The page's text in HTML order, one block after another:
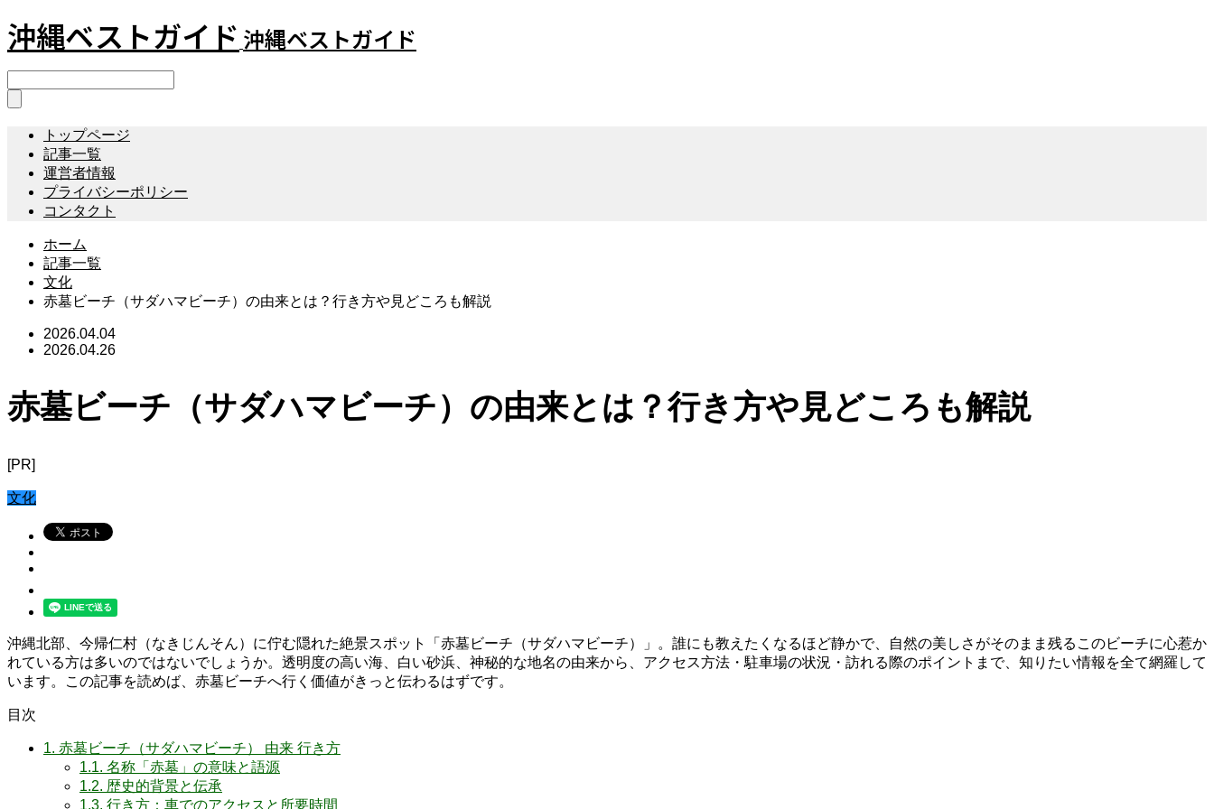
沖縄ベストガイド 沖縄ベストガイド
トップページ
記事一覧
運営者情報
プライバシーポリシー
コンタクト
ホーム
記事一覧
文化
赤墓ビーチ（サダハマビーチ）の由来とは？行き方や見どころも解説
2026.04.04
2026.04.26
赤墓ビーチ（サダハマビーチ）の由来とは？行き方や見どころも解説
[PR]
文化
沖縄北部、今帰仁村（なきじんそん）に佇む隠れた絶景スポット「赤墓ビーチ（サダハマビーチ）」。誰にも教えたくなるほど静かで、自然の美しさがそのまま残るこのビーチに心惹か
れている方は多いのではないでしょうか。透明度の高い海、白い砂浜、神秘的な地名の由来から、アクセス方法・駐車場の状況・訪れる際のポイントまで、知りたい情報を全て網羅して
います。この記事を読めば、赤墓ビーチへ行く価値がきっと伝わるはずです。
目次
1. 赤墓ビーチ（サダハマビーチ） 由来 行き方
1.1. 名称「赤墓」の意味と語源
1.2. 歴史的背景と伝承
1.3. 行き方：車でのアクセスと所要時間